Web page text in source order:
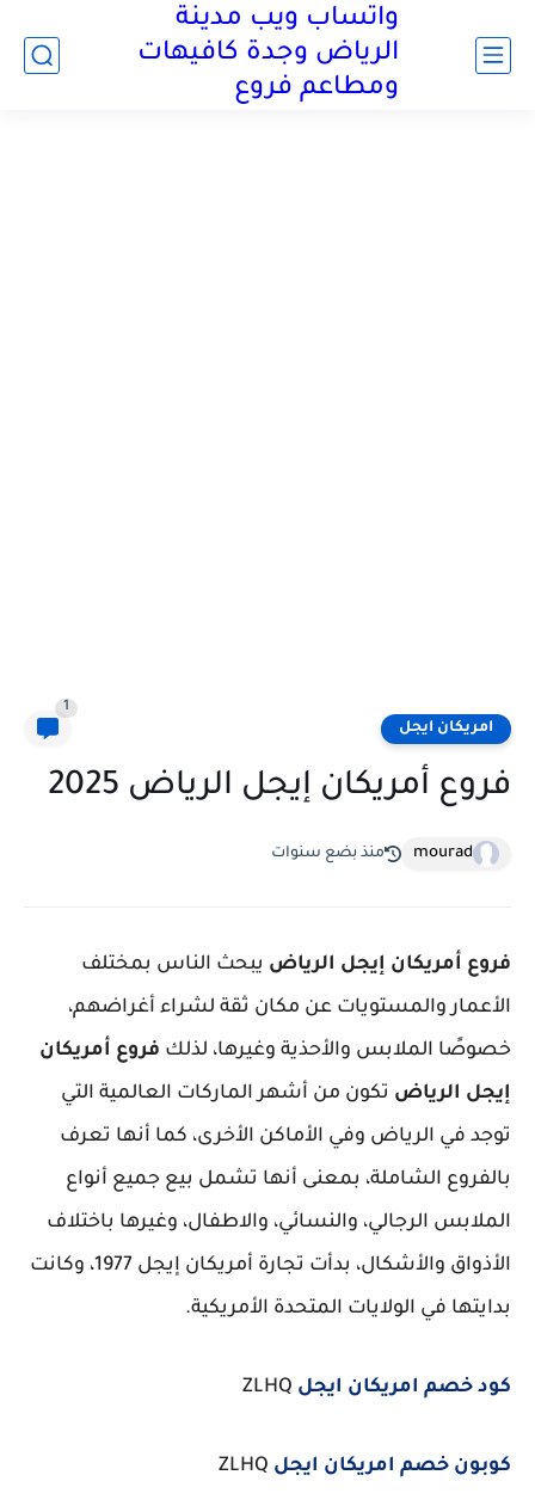
واتساب ويب مدينة
الرياض وجدة كافيهات
ومطاعم فروع
امريكان ايجل
1
فروع أمريكان إيجل الرياض 2025
mourad منذ بضع سنوات
فروع أمريكان إيجل الرياض يبحث الناس بمختلف
الأعمار والمستويات عن مكان ثقة لشراء أغراضهم،
خصوصًا الملابس والأحذية وغيرها، لذلك فروع أمريكان
إيجل الرياض تكون من أشهر الماركات العالمية التي
توجد في الرياض وفي الأماكن الأخرى، كما أنها تعرف
بالفروع الشاملة، بمعنى أنها تشمل بيع جميع أنواع
الملابس الرجالي، والنسائي، والاطفال، وغيرها باختلاف
الأذواق والأشكال، بدأت تجارة أمريكان إيجل 1977، وكانت
بدايتها في الولايات المتحدة الأمريكية.
كود خصم امريكان ايجل
كوبون خصم امريكان ايجل